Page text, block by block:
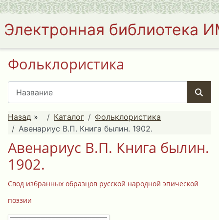
Электронная библиотека
Фольклористика
Назад » Каталог
Фольклористика
Авенариус В.П. Книга былин. 1902.
Авенариус В.П. Книга былин.
1902.
Свод избранных образцов русской народной эпической
поэзии